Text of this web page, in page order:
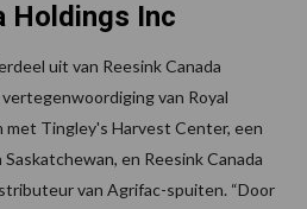
Holdings Inc
uit van Reesink Canada
van Royal
met Tingley's Harvest Center, een
en Reesink Canada
van Agrifac-spuiten. “Door